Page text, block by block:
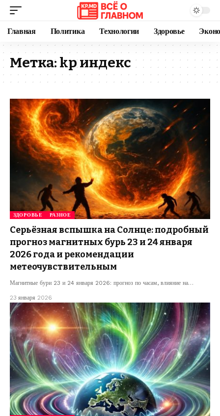
Главная Политика Технологии Здоровье
Метка: kp индекс
ЗДОРОВЬЕ РАЗНОЕ
Серьёзная вспышка на Солнце: подробный
прогноз магнитных бурь 23 и 24 января
2026 года и рекомендации
метеочувствительным
Магнитные бури 23 и 24 января 2026: прогноз по часам, влияние на…
23 января 2026